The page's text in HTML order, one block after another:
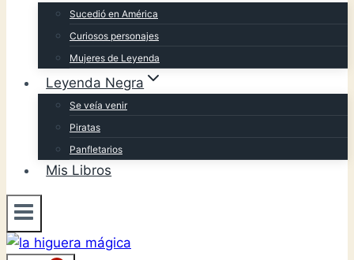
Sucedió en América
Curiosos personajes
Mujeres de Leyenda
Leyenda Negra
Se veía venir
Piratas
Panfletarios
Mis Libros